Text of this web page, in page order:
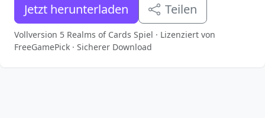
Jetzt herunterladen Teilen
Vollversion 5 Realms of Cards Spiel · Lizenziert von
FreeGamePick · Sicherer Download